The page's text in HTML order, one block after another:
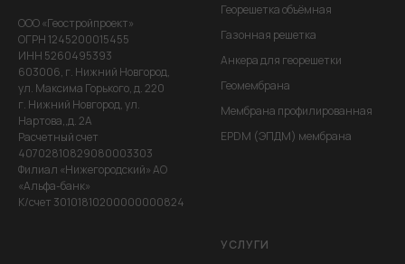
ООО «Геостройпроект»
ОГРН 1245200015455
ИНН 5260495393
603006, г. Нижний Новгород,
ул. Максима Горького, д. 220
г. Нижний Новгород, ул.
Нартова,,д. 2А
Расчетный счет
40702810829080003303
Филиал «Нижегородский» АО
«Альфа-банк»
К/счет 30101810200000000824
Георешетка объёмная
Газонная решетка
Анкера для георешетки
Геомембрана
Мембрана профилированная
EPDM (ЭПДМ) мембрана
УСЛУГИ